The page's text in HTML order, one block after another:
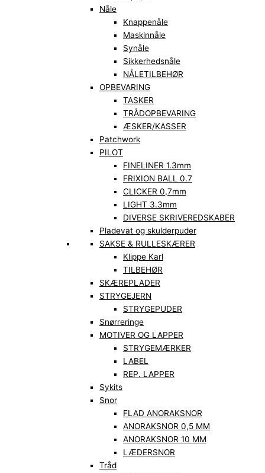
Nåle
Knappenåle
Maskinnåle
Synåle
Sikkerhedsnåle
NÅLETILBEHØR
OPBEVARING
TASKER
TRÅDOPBEVARING
ÆSKER/KASSER
Patchwork
PILOT
FINELINER 1.3mm
FRIXION BALL 0.7
CLICKER 0,7mm
LIGHT 3.3mm
DIVERSE SKRIVEREDSKABER
Pladevat og skulderpuder
SAKSE & RULLESKÆRER
Klippe Karl
TILBEHØR
SKÆREPLADER
STRYGEJERN
STRYGEPUDER
Snørreringe
MOTIVER OG LAPPER
STRYGEMÆRKER
LABEL
REP. LAPPER
Sykits
Snor
FLAD ANORAKSNOR
ANORAKSNOR 0,5 MM
ANORAKSNOR 10 MM
LÆDERSNOR
Tråd